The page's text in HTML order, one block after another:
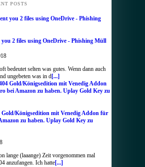
POSTS
you 2 files using OneDrive - Phishing Müll
bedeutet selten was gutes. Wenn dann auch
ungebeten was in d[...]
Gold/Königsedition mit Venedig Addon für
zu haben. Uplay Gold Key zu
lange (laaange) Zeit vorgenommen mal
anzufangen. Ich hatte[...]